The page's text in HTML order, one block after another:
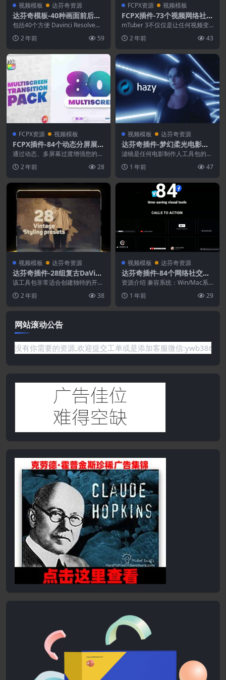
视频模板 达芬奇资源
达芬奇模板-40种画面前后对
比划像转场展示
包括40个方便 Davinci Resolve转
d... 2 年前 59
FCPX资源 视频模板
FCPX插件-73个视频网络社交
媒体宣传图文包装动画 mTu
ber 3+使用教程
mTuber 3不仅仅是让任何视频变
件拥有丰富的开...
2 年前 43
FCPX资源 视频模板
FCPX插件-84个动态分屏展示
转场过渡效果预设
通过动态、多屏幕过渡增强您的内
参与度而设计。具有超...
2 年前 28
视频模板 达芬奇资源
达芬奇插件-梦幻柔光电影朦
胧散射滤镜复古调色插件
滤镜是任何电影制作人工具包的重
azy 在后期拍摄...
1 年前 47
视频模板 达芬奇资源
达芬奇插件-28组复古DaVinc
i Resolve视频系列预设
该工具包非常适合创建独特的开场
所有预设都包含各种可...
2 年前 38
视频模板 达芬奇资源
达芬奇插件-84个网络社交媒
体视频图文排版背景字幕条
资源介绍 兼容系统：Win/Mac系
高版本...
1 年前 29
网站滚动公告
或是网站没有你需要的资源,欢迎提交工单或是添加客服微信